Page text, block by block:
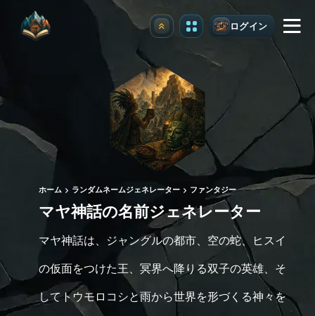
アップグレード ログイン
ホーム ランダムネームジェネレーター ファンタジー
マヤ神話の名前ジェネレーター
マヤ神話は、ジャングルの都市、空の蛇、ヒスイ
の仮面をつけた王、冥界へ降りる双子の英雄、そ
してトウモロコシと雨から世界を形づくる神々を